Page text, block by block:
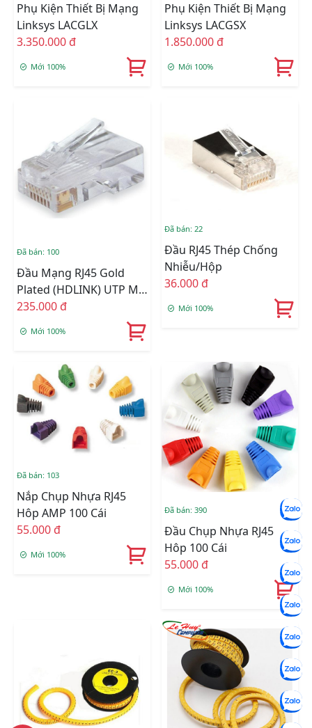
Phụ Kiện Thiết Bị Mạng
Linksys LACGLX
3.350.000 đ
Mới 100%
Phụ Kiện Thiết Bị Mạng
Linksys LACGSX
1.850.000 đ
Mới 100%
Đã bán: 100
Đầu Mạng RJ45 Gold
Plated (HDLINK) UTP Mạ
Vàng
235.000 đ
Mới 100%
Đã bán: 22
Đầu RJ45 Thép Chống
Nhiễu/Hộp
36.000 đ
Mới 100%
Đã bán: 103
Nắp Chụp Nhựa RJ45
Hôp AMP 100 Cái
55.000 đ
Mới 100%
Đã bán: 390
Đầu Chụp Nhựa RJ45
Hôp 100 Cái
55.000 đ
Mới 100%